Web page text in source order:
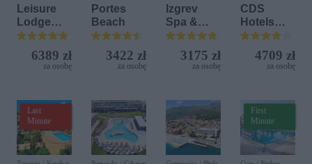
Leisure
Lodge
Beach &
Golf
Resort by
Diamonds
6389 zł
za osobę
Portes
Beach
3422 zł
za osobę
Kamen
Izgrev
Spa &
Aquapark
3175 zł
za osobę
CDS
Hotels
Terrasini
(ex. Citta
del Mare)
4709 zł
za osobę
Last
Minute
First
Minute